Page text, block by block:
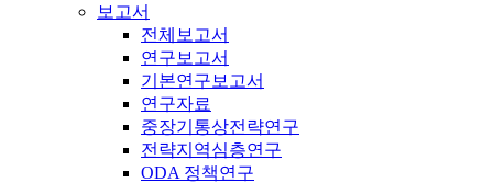
보고서
전체보고서
연구보고서
기본연구보고서
연구자료
중장기통상전략연구
전략지역심층연구
ODA 정책연구